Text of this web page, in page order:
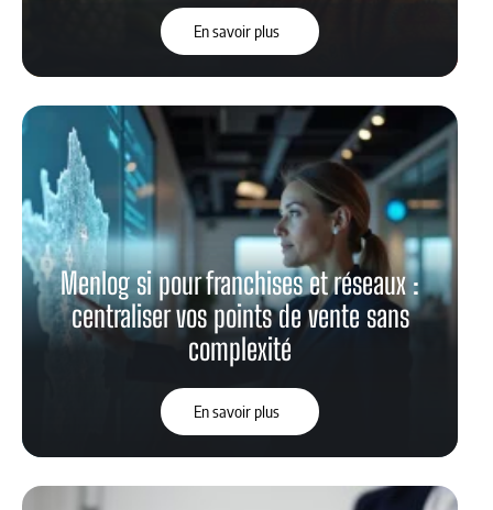
En savoir plus
Menlog si pour franchises et réseaux :
centraliser vos points de vente sans
complexité
En savoir plus